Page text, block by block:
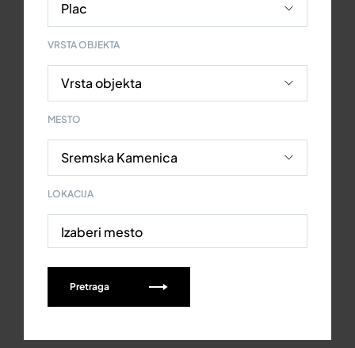
VRSTA OBJEKTA
MESTO
LOKACIJA
Izaberi mesto
Pretraga